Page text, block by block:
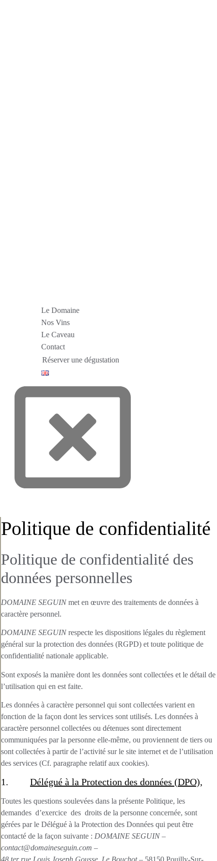
Le Domaine
Nos Vins
Le Caveau
Contact
Réserver une dégustation
Politique de confidentialité
Politique de confidentialité des
données personnelles
DOMAINE SEGUINmet en œuvre des traitements de données à
caractère personnel.
DOMAINE SEGUINrespecte les dispositions légales du règlement
général sur la protection des données (RGPD) et toute politique de
confidentialité nationale applicable.
Sont exposés la manière dont les données sont collectées et le détail de
l’utilisation qui en est faite.
Les données à caractère personnel qui sont collectées varient en
fonction de la façon dont les services sont utilisés. Les données à
caractère personnel collectées ou détenues sont directement
communiquées par la personne elle-même, ou proviennent de tiers ou
sont collectées à partir de l’activité sur le site internet et de l’utilisation
des services (Cf. paragraphe relatif aux cookies).
1. Délégué à la Protection des données (DPO),
Toutes les questions soulevées dans la présente Politique, les
demandes d’exercice des droits de la personne concernée, sont
gérées par le Délégué à la Protection des Données qui peut être
contacté de la façon suivante : DOMAINE SEGUIN –
contact@domaineseguin.com –